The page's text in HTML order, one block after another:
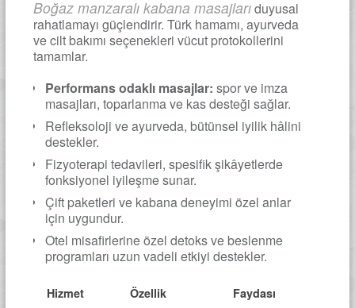
Boğaz manzaralı kabana masajlarıduyusal
rahatlamayı güçlendirir. Türk hamamı, ayurveda
ve cilt bakımı seçenekleri vücut protokollerini
tamamlar.
Performans odaklı masajlar: spor ve imza
masajları, toparlanma ve kas desteği sağlar.
Refleksoloji ve ayurveda, bütünsel iyilik hâlini
destekler.
Fizyoterapi tedavileri, spesifik şikâyetlerde
fonksiyonel iyileşme sunar.
Çift paketleri ve kabana deneyimi özel anlar
için uygundur.
Otel misafirlerine özel detoks ve beslenme
programları uzun vadeli etkiyi destekler.
Hizmet Özellik Faydası